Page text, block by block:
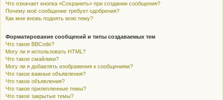
Что означает кнопка «Сохранить» при создании сообщения?
Почему моё сообщение требует одобрения?
Как мне вновь поднять мою тему?
Форматирование сообщений и типы создаваемых тем
Что такое BBCode?
Могу ли я использовать HTML?
Что такое смайлики?
Могу ли я добавлять изображения к сообщениям?
Что такое важные объявления?
Что такое объявления?
Что такое прилепленные темы?
Что такое закрытые темы?